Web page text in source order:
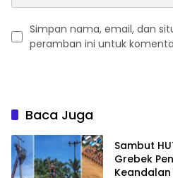
Simpan nama, email, dan
peramban ini untuk
Baca Juga
Sambut
Grebek